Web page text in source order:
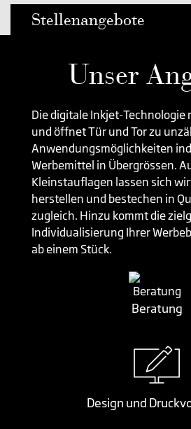
Stellenangebote
Unser
Die digitale Inkjet-Technologie
und öffnet Tür und Tor zu
Anwendungsmöglichkeiten
Werbemittel in Übergrössen.
Kleinstauflagen lassen sich
herstellen und bestechen in
zugleich. Hinzu kommt die
Individualisierung Ihrer
ab einem Stück.
Beratung
Design und